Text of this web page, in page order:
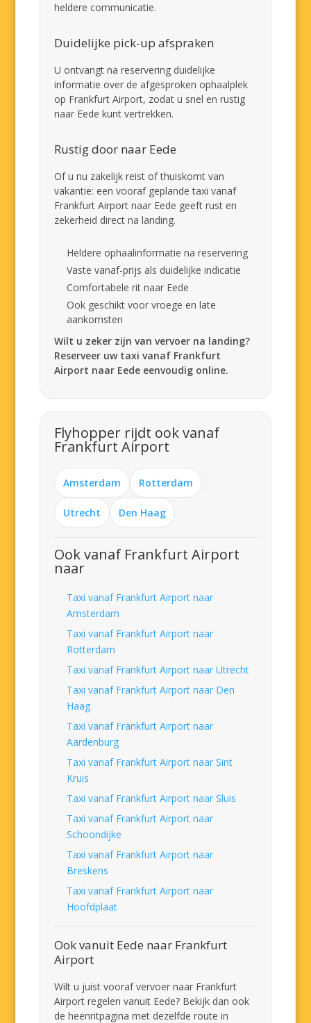
heldere communicatie.
Duidelijke pick-up afspraken
U ontvangt na reservering duidelijke
informatie over de afgesproken ophaalplek
op Frankfurt Airport, zodat u snel en rustig
naar Eede kunt vertrekken.
Rustig door naar Eede
Of u nu zakelijk reist of thuiskomt van
vakantie: een vooraf geplande taxi vanaf
Frankfurt Airport naar Eede geeft rust en
zekerheid direct na landing.
Heldere ophaalinformatie na reservering
Vaste vanaf-prijs als duidelijke indicatie
Comfortabele rit naar Eede
Ook geschikt voor vroege en late
aankomsten
Wilt u zeker zijn van vervoer na landing?
Reserveer uw taxi vanaf Frankfurt
Airport naar Eede eenvoudig online.
Flyhopper rijdt ook vanaf
Frankfurt Airport
Amsterdam Rotterdam
Utrecht Den Haag
Ook vanaf Frankfurt Airport
naar
Taxi vanaf Frankfurt Airport naar
Amsterdam
Taxi vanaf Frankfurt Airport naar
Rotterdam
Taxi vanaf Frankfurt Airport naar Utrecht
Taxi vanaf Frankfurt Airport naar Den
Haag
Taxi vanaf Frankfurt Airport naar
Aardenburg
Taxi vanaf Frankfurt Airport naar Sint
Kruis
Taxi vanaf Frankfurt Airport naar Sluis
Taxi vanaf Frankfurt Airport naar
Schoondijke
Taxi vanaf Frankfurt Airport naar
Breskens
Taxi vanaf Frankfurt Airport naar
Hoofdplaat
Ook vanuit Eede naar Frankfurt
Airport
Wilt u juist vooraf vervoer naar Frankfurt
Airport regelen vanuit Eede? Bekijk dan ook
de heenritpagina met dezelfde route in